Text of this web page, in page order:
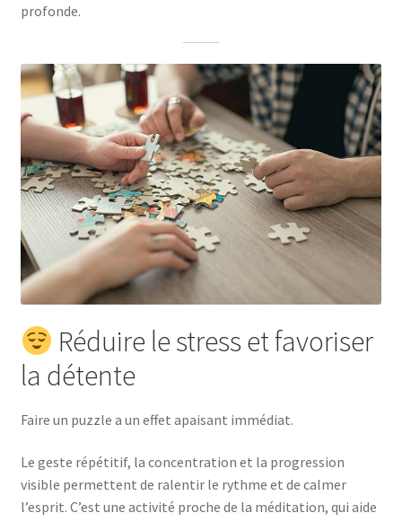
profonde.
Réduire le stress et favoriser
la détente
Faire un puzzle a un effet apaisant immédiat.
Le geste répétitif, la concentration et la progression
visible permettent de ralentir le rythme et de calmer
l’esprit. C’est une activité proche de la méditation, qui aide